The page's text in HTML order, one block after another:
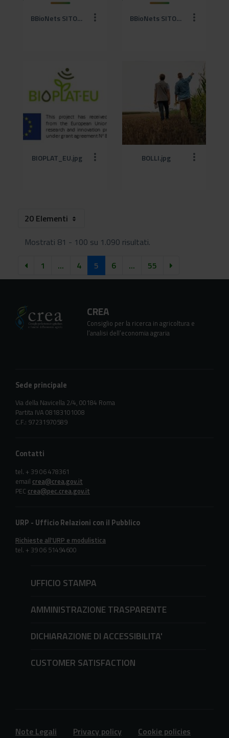
BBioNets SITO CREA (5).png BBioNets SITO CREA.png
BIOPLAT_EU.jpg BOLLI.jpg
20 Elementi
Mostrati 81 - 100 su 1.090 risultati.
1
... 4 5 6 ... 55
CREA
Consiglio per la ricerca in agricoltura e
l’analisi dell’economia agraria
Sede principale
Via della Navicella 2/4, 00184 Roma
Partita IVA 08183101008
C.F.: 97231970589
Contatti
tel. + 39 06 478361
email crea@crea.gov.it
PEC crea@pec.crea.gov.it
URP - Ufficio Relazioni con il Pubblico
Richieste all'URP e modulistica
tel. + 39 06 51494600
UFFICIO STAMPA
AMMINISTRAZIONE TRASPARENTE
DICHIARAZIONE DI ACCESSIBILITA'
CUSTOMER SATISFACTION
Note Legali Privacy policy
Cookie policies